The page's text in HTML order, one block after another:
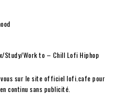
Study/Work to – Chill Lofi Hiphop
vous sur le site officiel lofi.cafe pour
continu sans publicité.